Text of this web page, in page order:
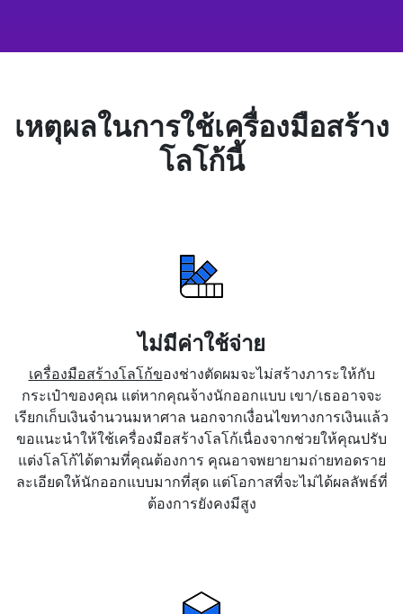
เหตุผลในการใช้เครื่องมือสร้าง
โลโก้นี้
ไม่มีค่าใช้จ่าย
เครื่องมือสร้างโลโก้ของช่างตัดผมจะไม่สร้างภาระให้กับ
กระเป๋าของคุณ แต่หากคุณจ้างนักออกแบบ เขา/เธออาจจะ
เรียกเก็บเงินจำนวนมหาศาล นอกจากเงื่อนไขทางการเงินแล้ว
ขอแนะนำให้ใช้เครื่องมือสร้างโลโก้เนื่องจากช่วยให้คุณปรับ
แต่งโลโก้ได้ตามที่คุณต้องการ คุณอาจพยายามถ่ายทอดราย
ละเอียดให้นักออกแบบมากที่สุด แต่โอกาสที่จะไม่ได้ผลลัพธ์ที่
ต้องการยังคงมีสูง